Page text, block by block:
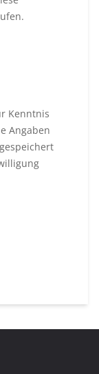
Kenntnis
Angaben